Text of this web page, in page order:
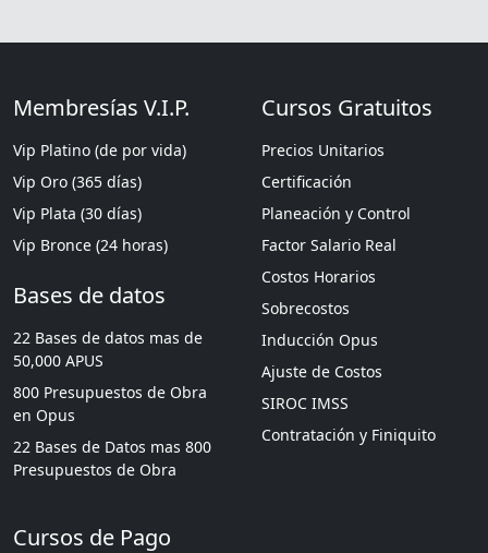
Membresías V.I.P.
Vip Platino (de por vida)
Vip Oro (365 días)
Vip Plata (30 días)
Vip Bronce (24 horas)
Bases de datos
22 Bases de datos mas de
50,000 APUS
800 Presupuestos de Obra
en Opus
22 Bases de Datos mas 800
Presupuestos de Obra
Cursos Gratuitos
Precios Unitarios
Certificación
Planeación y Control
Factor Salario Real
Costos Horarios
Sobrecostos
Inducción Opus
Ajuste de Costos
SIROC IMSS
Contratación y Finiquito
Cursos de Pago